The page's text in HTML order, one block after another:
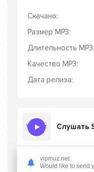
Скачано:
Размер MP3:
Длительность MP3:
Качество MP3:
Дата релиза:
Слушать
Скачать песню
vipmuz.net
Would like to send